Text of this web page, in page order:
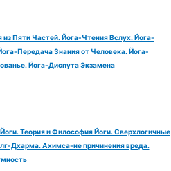
из Пяти Частей. Йога-Чтения Вслух. Йога-
Передача Знания от Человека. Йога-
Йога-Диспута Экзамена
Теория и Философия Йоги. Сверхлогичные
Дхарма. Ахимса-не причинения вреда.